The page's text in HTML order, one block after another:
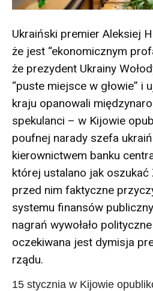
Ukraiński premier Aleksiej
że jest “ekonomicznym
że prezydent Ukrainy
“puste miejsce w głowie” i
kraju opanowali
spekulanci – w Kijowie
poufnej narady szefa
kierownictwem banku
której ustalano jak oszukać
przed nim faktyczne
systemu finansów
nagrań wywołało
oczekiwana jest dymisja
rządu.
15 stycznia w Kijowie